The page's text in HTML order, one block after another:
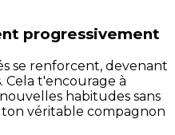
progressivement
se renforcent, devenant
t'encourage à
habitudes sans
véritable compagnon